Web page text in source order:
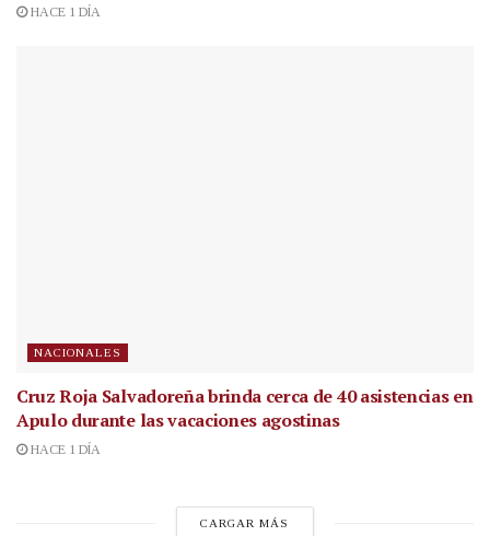
HACE 1 DÍA
NACIONALES
Cruz Roja Salvadoreña brinda cerca de 40 asistencias en
Apulo durante las vacaciones agostinas
HACE 1 DÍA
CARGAR MÁS